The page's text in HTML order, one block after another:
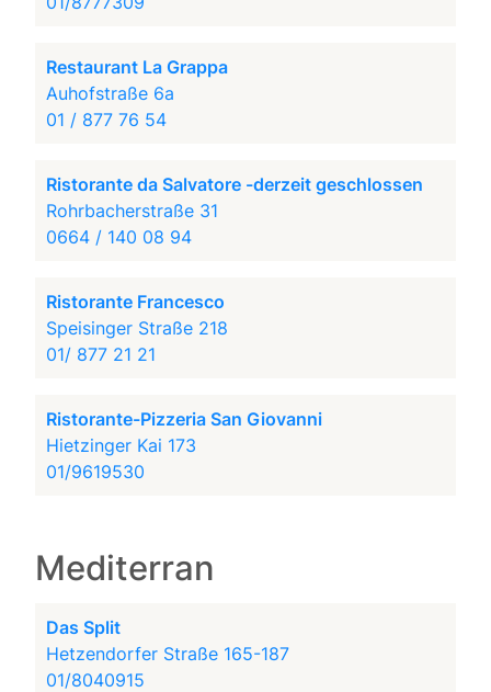
Restaurant La Grappa
Auhofstraße 6a
01 / 877 76 54
Ristorante da Salvatore -derzeit geschlossen
Rohrbacherstraße 31
0664 / 140 08 94
Ristorante Francesco
Speisinger Straße 218
01/ 877 21 21
Ristorante-Pizzeria San Giovanni
Hietzinger Kai 173
01/9619530
Mediterran
Das Split
Hetzendorfer Straße 165-187
01/8040915